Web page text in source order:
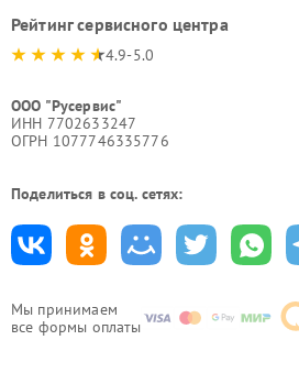
Мы принимаем
все формы оплаты
Рейтинг сервисного центра
4.9-5.0
ООО "Русервис"
ИНН 7702633247
ОГРН 1077746335776
Поделиться в соц. сетях: